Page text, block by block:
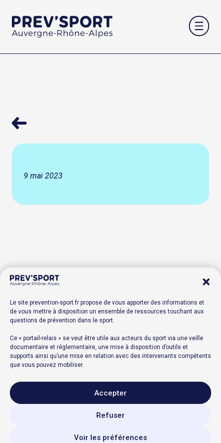
Le site prevention-sport.fr propose de vous apporter des informations et
de vous mettre à disposition un ensemble de ressources touchant aux
questions de prévention dans le sport.
Ce « portail-relais » se veut être utile aux acteurs du sport via une veille
documentaire et réglementaire, une mise à disposition d’outils et
supports ainsi qu’une mise en relation avec des intervenants compétents
que vous pouvez mobiliser.
Accepter
Refuser
Voir les préférences
Aller
9 mai 2023